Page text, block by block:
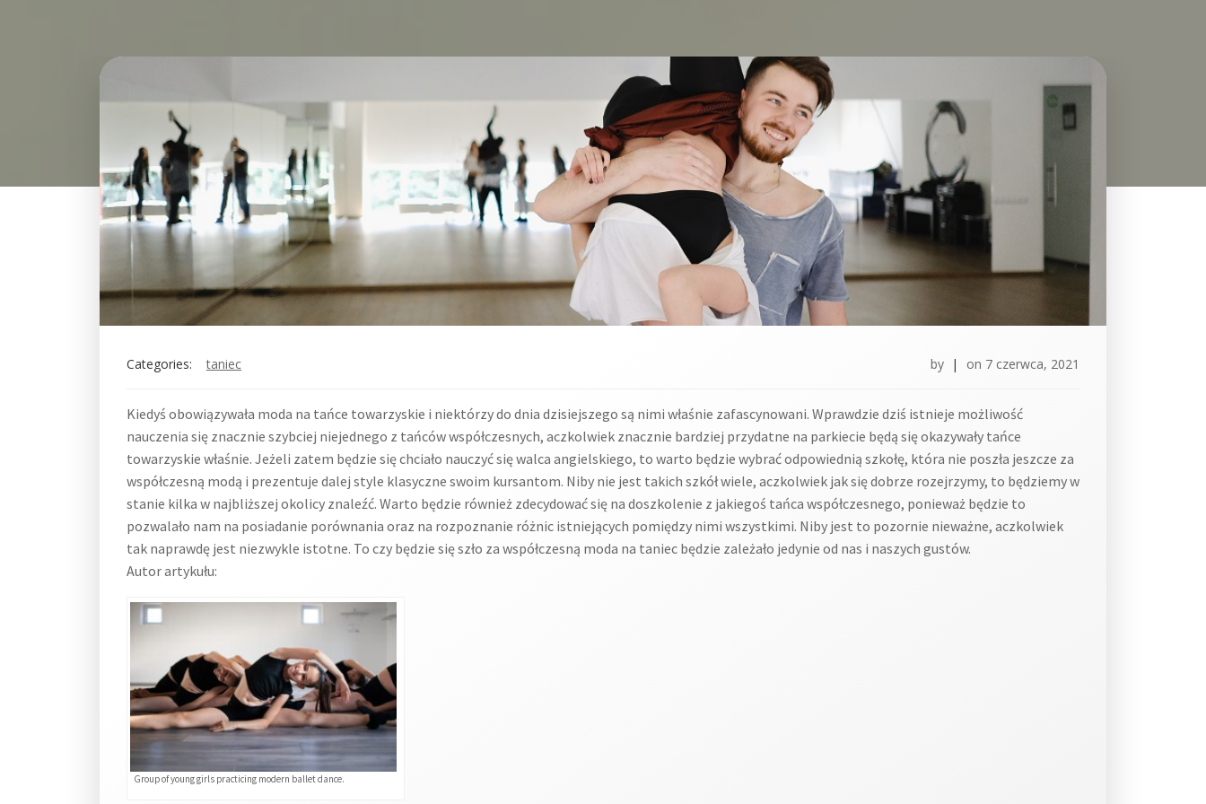
Categories: taniec by | on 7 czerwca, 2021
Kiedyś obowiązywała moda na tańce towarzyskie i niektórzy do dnia dzisiejszego są nimi właśnie zafascynowani. Wprawdzie dziś istnieje możliwość
nauczenia się znacznie szybciej niejednego z tańców współczesnych, aczkolwiek znacznie bardziej przydatne na parkiecie będą się okazywały tańce
towarzyskie właśnie. Jeżeli zatem będzie się chciało nauczyć się walca angielskiego, to warto będzie wybrać odpowiednią szkołę, która nie poszła jeszcze za
współczesną modą i prezentuje dalej style klasyczne swoim kursantom. Niby nie jest takich szkół wiele, aczkolwiek jak się dobrze rozejrzymy, to będziemy w
stanie kilka w najbliższej okolicy znaleźć. Warto będzie również zdecydować się na doszkolenie z jakiegoś tańca współczesnego, ponieważ będzie to
pozwalało nam na posiadanie porównania oraz na rozpoznanie różnic istniejących pomiędzy nimi wszystkimi. Niby jest to pozornie nieważne, aczkolwiek
tak naprawdę jest niezwykle istotne. To czy będzie się szło za współczesną moda na taniec będzie zależało jedynie od nas i naszych gustów.
Autor artykułu:
Group of young girls practicing modern ballet dance.